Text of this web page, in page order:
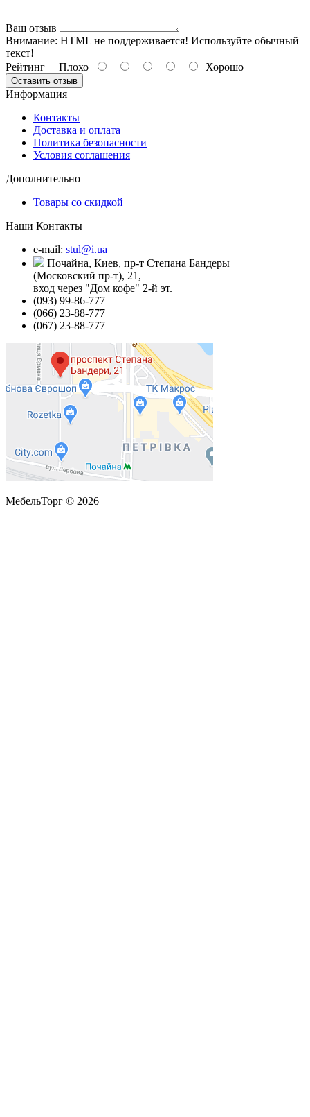
Ваш отзыв
Внимание: HTML не поддерживается! Используйте обычный
текст!
Рейтинг Плохо Хорошо
Оставить отзыв
Информация
Контакты
Доставка и оплата
Политика безопасности
Условия соглашения
Дополнительно
Товары со скидкой
Наши Контакты
e-mail: stul@i.ua
Почайна, Киев, пр-т Степана Бандеры
(Московский пр-т), 21,
вход через "Дом кофе" 2-й эт.
(093) 99-86-777
(066) 23-88-777
(067) 23-88-777
МебельТорг © 2026